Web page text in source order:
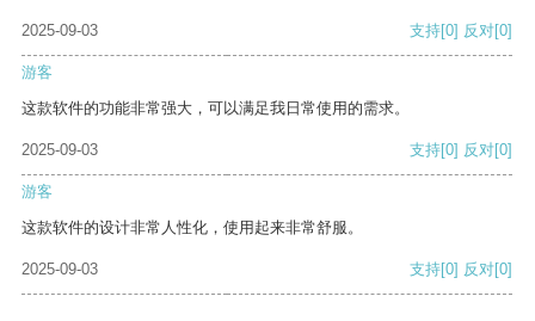
2025-09-03 支持[0] 反对[0]
游客
这款软件的功能非常强大，可以满足我日常使用的需求。
2025-09-03 支持[0] 反对[0]
游客
这款软件的设计非常人性化，使用起来非常舒服。
2025-09-03 支持[0] 反对[0]